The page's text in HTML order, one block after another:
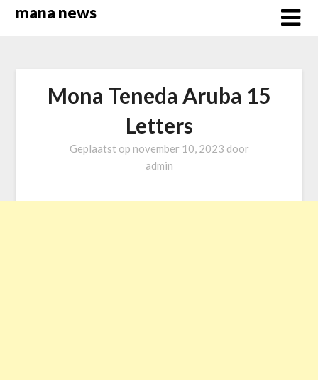
Overslaan
mana news
Mona Teneda Aruba 15
Letters
Geplaatst op november 10, 2023 door
admin